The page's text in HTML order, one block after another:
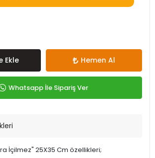
Ekle Hemen Al
Whatsapp İle Sipariş Ver
İçilmez" 25X35 Cm özellikleri;